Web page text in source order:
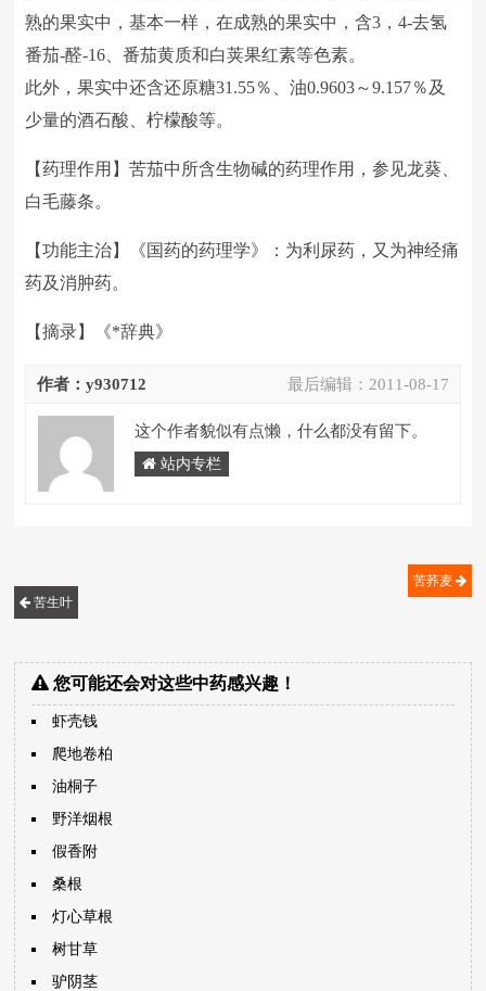
熟的果实中，基本一样，在成熟的果实中，含3，4-去氢
番茄-醛-16、番茄黄质和白荚果红素等色素。
此外，果实中还含还原糖31.55％、油0.9603～9.157％及
少量的酒石酸、柠檬酸等。
【药理作用】苦茄中所含生物碱的药理作用，参见龙葵、
白毛藤条。
【功能主治】《国药的药理学》：为利尿药，又为神经痛
药及消肿药。
【摘录】《*辞典》
最后编辑： 2011-08-17
作者：y930712
这个作者貌似有点懒，什么都没有留下。
站内专栏
苦生叶
苦荞麦
您可能还会对这些中药感兴趣！
虾壳钱
爬地卷柏
油桐子
野洋烟根
假香附
桑根
灯心草根
树甘草
驴阴茎